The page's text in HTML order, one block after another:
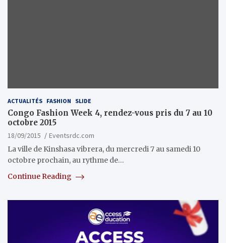
ACTUALITÉS FASHION SLIDE
Congo Fashion Week 4, rendez-vous pris du 7 au 10
octobre 2015
18/09/2015
Eventsrdc.com
La ville de Kinshasa vibrera, du mercredi 7 au samedi 10
octobre prochain, au rythme de…
Continue Reading